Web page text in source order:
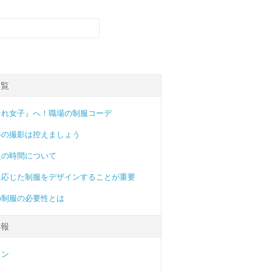
女子』へ！職場の制服コーデ
撮影は控えましょう
時間について
じた制服をデザインすることが重要
服の必要性とは